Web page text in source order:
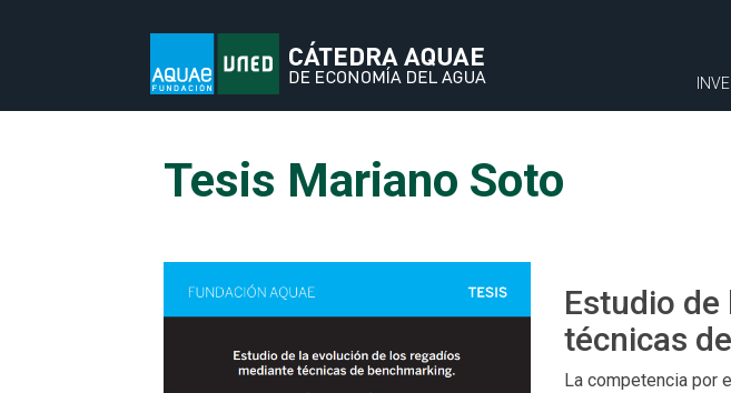
Tesis Mariano Soto
Estudio
técnicas
La competencia por